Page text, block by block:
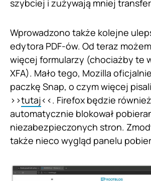
szybciej i zużywają mniej
Wprowadzono także kolejne
edytora PDF-ów. Od teraz
więcej formularzy (chociażby te
XFA). Mało tego, Mozilla
paczkę Snap, o czym więcej
>>tutaj<<. Firefox będzie również
automatycznie blokował
niezabezpieczonych stron.
także nieco wygląd panelu